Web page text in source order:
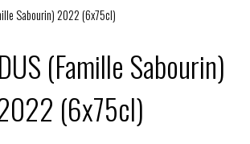
Sabourin) 2022 (6x75cl)
(Famille Sabourin)
(6x75cl)